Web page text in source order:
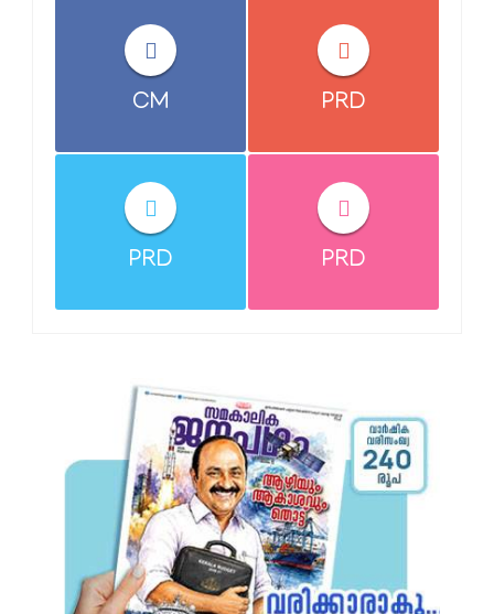
CM PRD
PRD PRD